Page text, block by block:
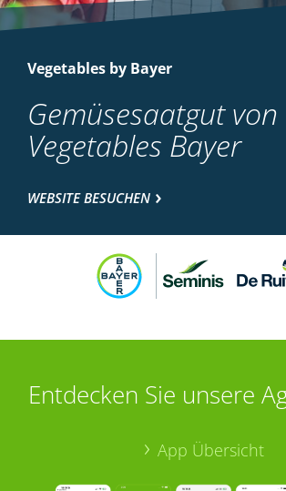
Vegetables by Bayer
Gemüsesaatgut von
Vegetables Bayer
WEBSITE BESUCHEN
Entdecken Sie unsere
App Übersicht